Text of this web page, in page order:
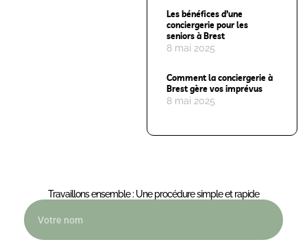
Les bénéfices d’une
conciergerie pour les
seniors à Brest
8 mai 2025
Comment la conciergerie à
Brest gère vos imprévus
8 mai 2025
Travaillons ensemble : Une procédure simple et rapide